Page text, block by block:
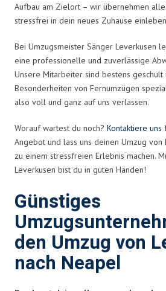
Aufbau am Zielort – wir übernehmen
stressfrei in dein neues Zuhause
Bei Umzugsmeister Sänger Leverkusen
eine professionelle und zuverlässige
Unsere Mitarbeiter sind bestens geschult
Besonderheiten von Fernumzügen
also voll und ganz auf uns verlassen.
Worauf wartest du noch? Kontaktiere uns
Angebot und lass uns deinen Umzug von
zu einem stressfreien Erlebnis machen.
Leverkusen bist du in guten Händen!
Günstiges
den Umzug von
nach Neapel